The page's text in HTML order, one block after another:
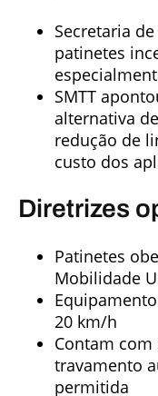
Secretaria
patinetes
SMTT
alternativa
redução de
custo dos
Diretrizes
Patinetes
Mobilidade
20 km/h
Contam
travamento
permitida